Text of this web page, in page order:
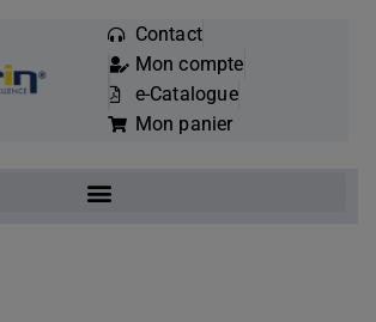
Mots
clés
:
Contact
Mon compte
e-Catalogue
Mon panier